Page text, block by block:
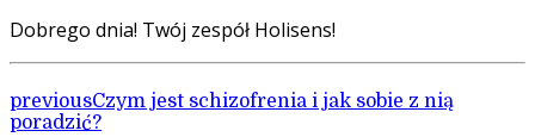
Dobrego dnia! Twój zespół Holisens!
previousCzym jest schizofrenia i jak sobie z nią
poradzić?